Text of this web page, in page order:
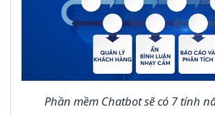
Phần mềm Chatbot sẽ có 7 tính